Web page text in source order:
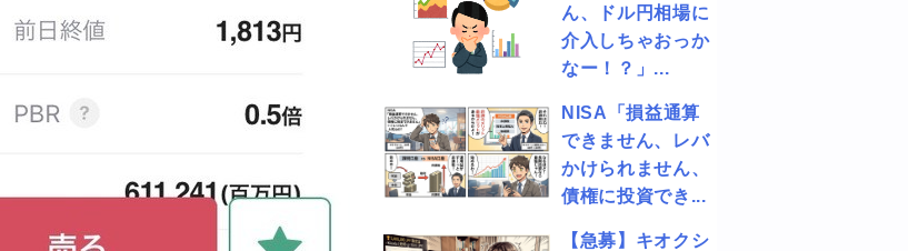
ん、ドル円相場に
介入しちゃおっか
なー！？」...
NISA「損益通算
できません、レバ
かけられません、
債権に投資でき...
【急募】キオクシ